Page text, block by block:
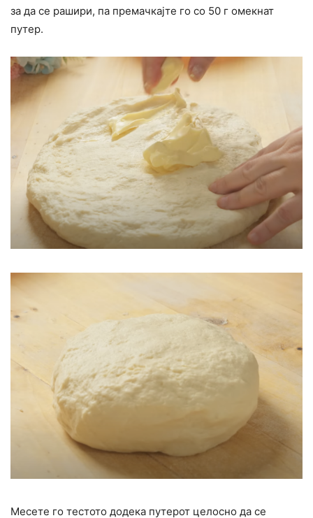
за да се рашири, па премачкајте го со 50 г омекнат
путер.
Месете го тестото додека путерот целосно да се